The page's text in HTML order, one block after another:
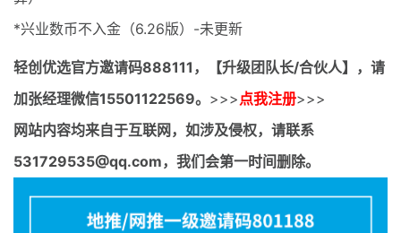
*兴业数币不入金（6.26版）-未更新
轻创优选官方邀请码888111，【升级团队长/合伙人】，请
加张经理微信15501122569。 >>> 点我注册>>>
网站内容均来自于互联网，如涉及侵权，请联系
531729535@qq.com，我们会第一时间删除。